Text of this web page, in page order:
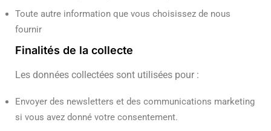
Toute autre information que vous choisissez de nous
fournir
Finalités de la collecte
Les données collectées sont utilisées pour :
Envoyer des newsletters et des communications marketing
si vous avez donné votre consentement.